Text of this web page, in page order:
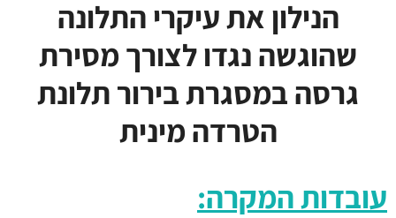
הנילון את עיקרי התלונה
שהוגשה נגדו לצורך מסירת
גרסה במסגרת בירור תלונת
הטרדה מינית
עובדות המקרה: